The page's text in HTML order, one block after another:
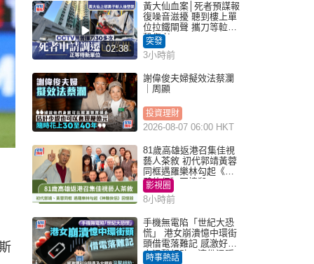
02:38
黃大仙血案│死者預謀報
復噪音滋擾 聽到樓上單
位拉鐵閘聲 攜刀等𨋢伏
擊傷者
突發
3小時前
謝偉俊夫婦擬效法蔡瀾
｜周顯
投資理財
2026-08-07 06:00 HKT
81歲高雄返港召集佳視
藝人茶敘 初代郭靖黃蓉
同框遇羅樂林勾起《神
鵰俠侶》回憶殺
影視圈
8小時前
手機無電陷「世紀大恐
慌」 港女崩潰憶中環街
頭借電落難記 感激好心
人溫馨相助：這份溫暖
時事熱話